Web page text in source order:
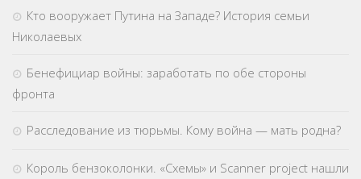
Кто вооружает Путина на Западе? История семьи
Николаевых
Бенефициар войны: заработать по обе стороны
фронта
Расследование из тюрьмы. Кому война — мать родна?
Король бензоколонки. «Схемы» и Scanner project нашли